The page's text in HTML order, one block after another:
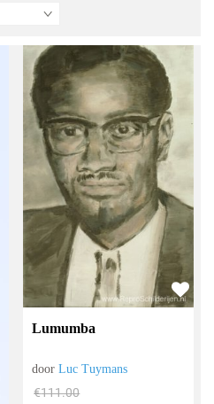
Lumumba
doorLuc Tuymans
€111.00